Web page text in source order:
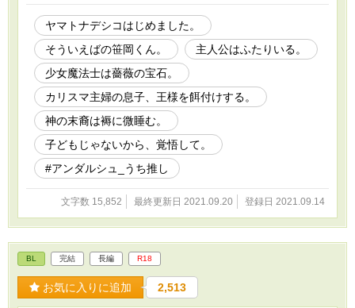
と攻略対象。本編は恋愛ジャンルでサブカプです。 『少女魔法士
は薔薇の宝石。』 騎士団副団長×騎士団の算盤係兼魔法剣士の
卵。ファンタジージャンル、主人公の兄と同級生で本編ではカップ
ル未満。 『カリスマ主婦の息子、王様を餌付けする。』 溺愛
（ヤンデレ予備軍）王様×パン屋の倅。異世界転生して子育てと飯
テロする鈍感男子高校生と苦労性でちょっと不憫な王様。 『神の
末裔は褥に微睡む。』 堅物将軍×薄幸美少年（中身おっさん）。
奥さん溺愛のエゾヒグマ系美男子と特技は墓穴掘りな迂闊な転生お
っさん。 『子どもじゃないから、覚悟して。』 子爵の息子×肉屋
の倅。『パン屋の倅』スピンオフ。一途（諦めが悪い？）青年と絆
されて流される童顔歳上の歳の差カップル。
ヤマトナデシコはじめました。
そういえばの笹岡くん。
主人公はふたりいる。
少女魔法士は薔薇の宝石。
カリスマ主婦の息子、王様を餌付けする。
神の末裔は褥に微睡む。
子どもじゃないから、覚悟して。
#アンダルシュ_うち推し
文字数 15,852 最終更新日 2021.09.20 登録日 2021.09.14
BL 完結 長編 R18
お気に入りに追加 2,513